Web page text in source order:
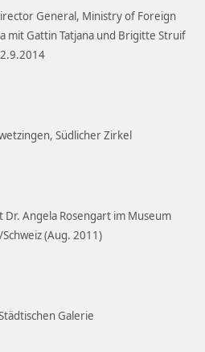
General, Ministry of Foreign
mit Gattin Tatjana und Brigitte Struif
Südlicher Zirkel
Angela Rosengart im Museum
(Aug. 2011)
Galerie